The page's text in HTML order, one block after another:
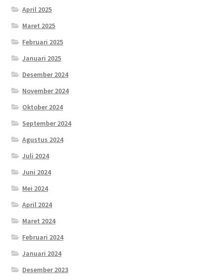
April 2025
Maret 2025
Februari 2025
Januari 2025
Desember 2024
November 2024
Oktober 2024
September 2024
Agustus 2024
Juli 2024
Juni 2024
Mei 2024
April 2024
Maret 2024
Februari 2024
Januari 2024
Desember 2023